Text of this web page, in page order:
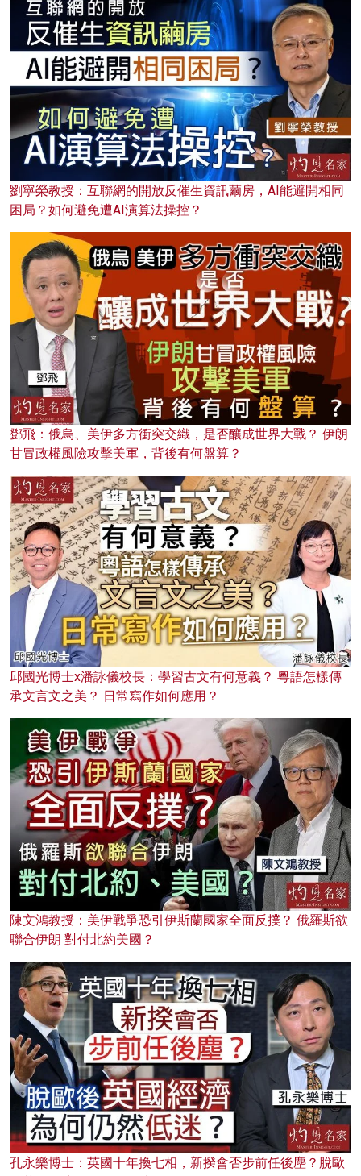
劉寧榮教授：互聯網的開放反催生資訊繭房，AI能避開相同
困局？如何避免遭AI演算法操控？
鄧飛：俄烏、美伊多方衝突交織，是否釀成世界大戰？ 伊朗
甘冒政權風險攻擊美軍，背後有何盤算？
邱國光博士x潘詠儀校長：學習古文有何意義？ 粵語怎樣傳
承文言文之美？ 日常寫作如何應用？
陳文鴻教授：美伊戰爭恐引伊斯蘭國家全面反撲？ 俄羅斯欲
聯合伊朗 對付北約美國？
孔永樂博士：英國十年換七相，新揆會否步前任後塵？脫歐